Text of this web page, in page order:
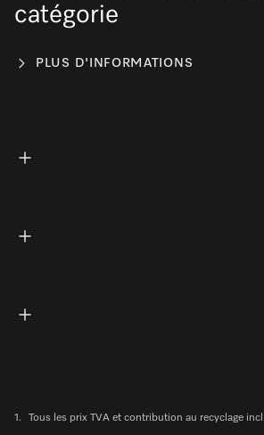
catégorie
PLUS D'INFORMATIONS
1. Tous les prix TVA et contribution au recyclage